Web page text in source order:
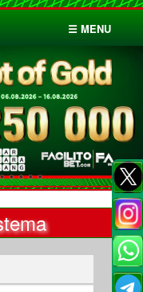
☰ MENU